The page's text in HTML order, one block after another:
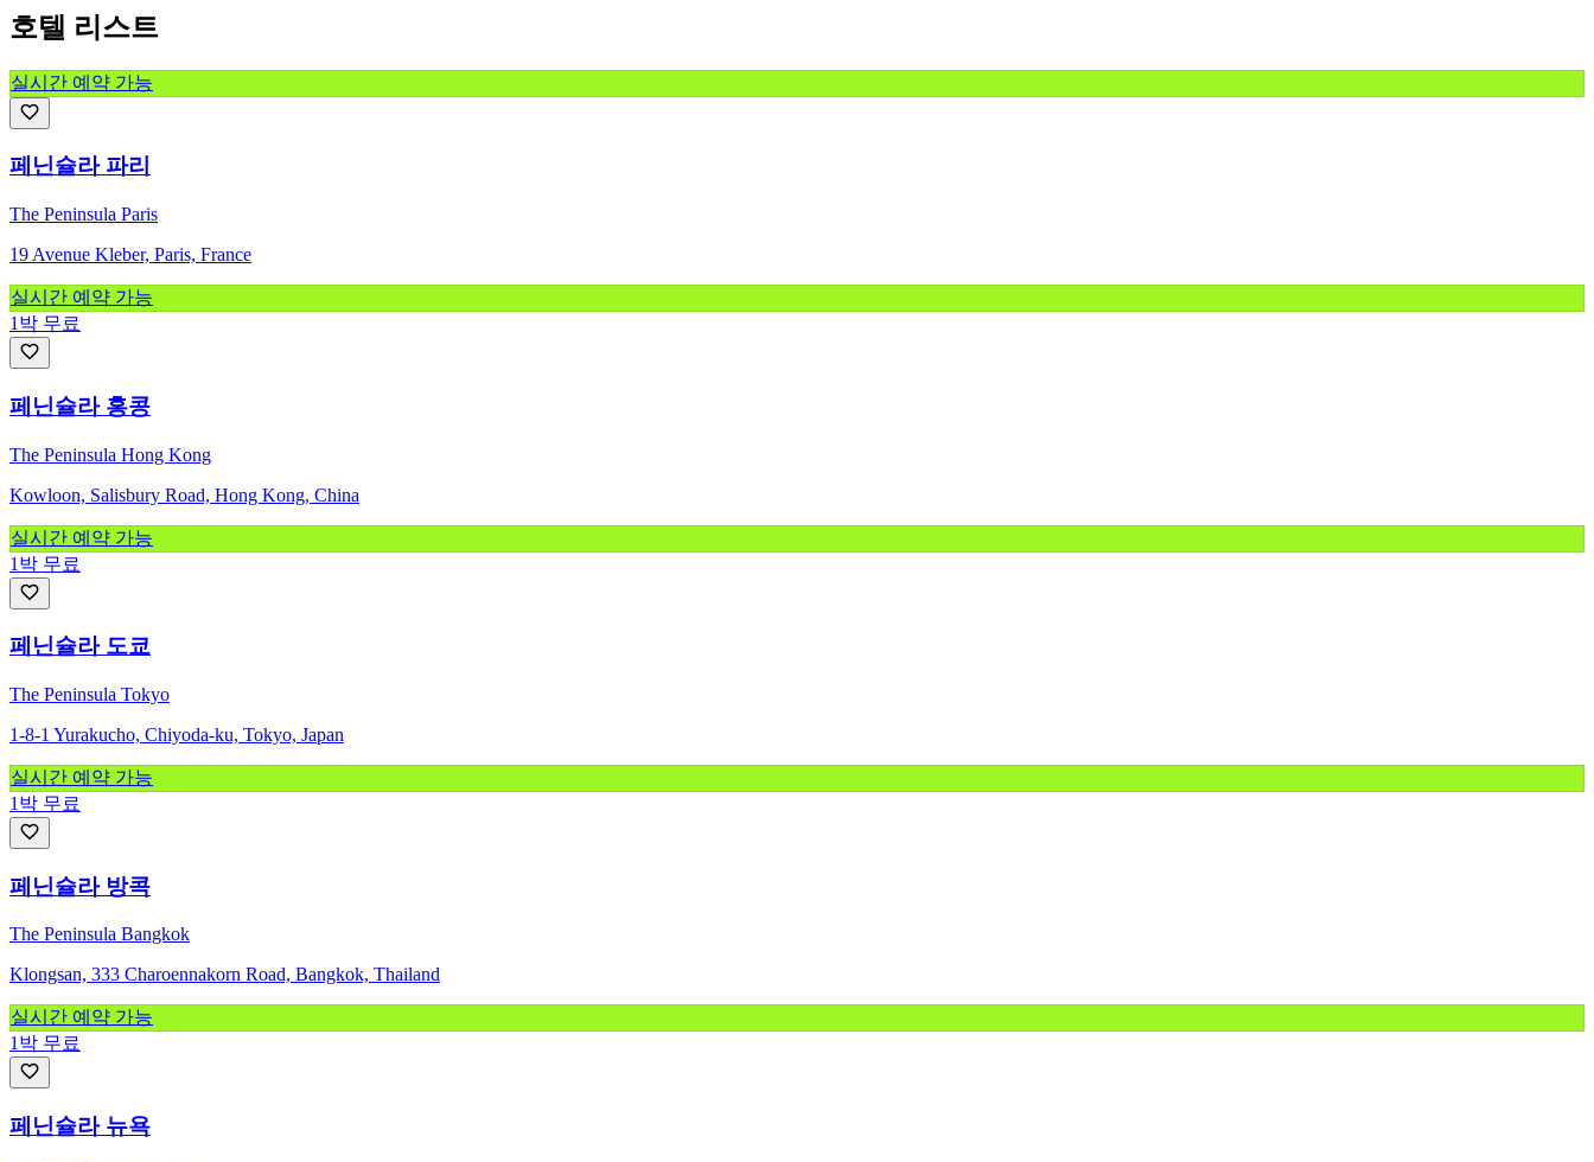
호텔 리스트
실시간 예약 가능
페닌슐라 파리
The Peninsula Paris
19 Avenue Kleber, Paris, France
실시간 예약 가능
1박 무료
페닌슐라 홍콩
The Peninsula Hong Kong
Kowloon, Salisbury Road, Hong Kong, China
실시간 예약 가능
1박 무료
페닌슐라 도쿄
The Peninsula Tokyo
1-8-1 Yurakucho, Chiyoda-ku, Tokyo, Japan
실시간 예약 가능
1박 무료
페닌슐라 방콕
The Peninsula Bangkok
Klongsan, 333 Charoennakorn Road, Bangkok, Thailand
실시간 예약 가능
1박 무료
페닌슐라 뉴욕